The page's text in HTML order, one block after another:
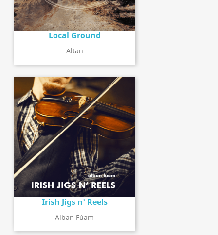
Local Ground
Altan
Irish Jigs n' Reels
Alban Fùam